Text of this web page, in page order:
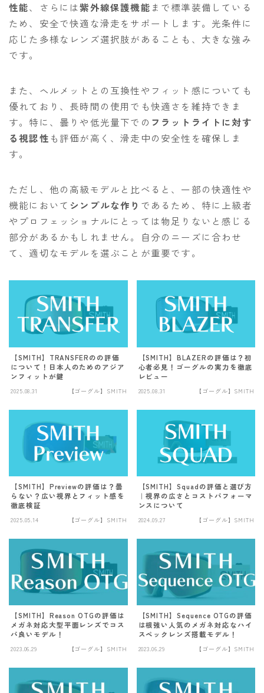
Follow Me
性能、さらには紫外線保護機能 まで標準装備している
ため、安全で快適な滑走をサポートします。光条件に
応じた多様なレンズ選択肢があることも、大きな強み
です。
また、ヘルメットとの互換性やフィット感についても
優れており、長時間の使用でも快適さを維持できま
す。特に、曇りや低光量下での フラットライトに対す
る視認性も評価が高く、滑走中の安全性を確保しま
す。
ただし、他の高級モデルと比べると、一部の快適性や
機能において シンプルな作り であるため、特に上級者
やプロフェッショナルにとっては物足りないと感じる
部分があるかもしれません。自分のニーズに合わせ
て、適切なモデルを選ぶことが重要です。
【SMITH】TRANSFERのの評価
について！日本人のためのアジア
ンフィットが鍵
2025.08.31 【ゴーグル】SMITH
【SMITH】BLAZERの評価は？初
心者必見！ゴーグルの実力を徹底
レビュー
2025.08.31 【ゴーグル】SMITH
【SMITH】Previewの評価は？曇
らない？広い視界とフィット感を
徹底検証
2025.05.14 【ゴーグル】SMITH
【SMITH】Squadの評価と選び方
｜視界の広さとコストパフォーマ
ンスについて
2024.09.27 【ゴーグル】SMITH
【SMITH】Reason OTGの評価は
メガネ対応大型平面レンズでコス
パ良いモデル！
2023.06.29 【ゴーグル】SMITH
【SMITH】Sequence OTGの評価
は根強い人気のメガネ対応なハイ
スペックレンズ搭載モデル！
2023.06.29 【ゴーグル】SMITH